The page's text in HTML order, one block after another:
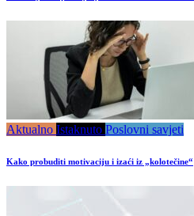
Aktualno Istaknuto Poslovni savjeti
Kako probuditi motivaciju i izaći iz „kolotečine“